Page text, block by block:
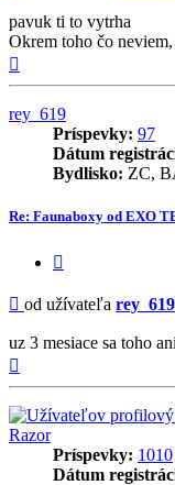
pavuk ti to vytrha
Okrem toho čo
rey_619
Príspevky: 97
Dátum
Bydlisko: ZC,
Re: Faunaboxy od EXO
Príspevok
od užívateľa rey_619
uz 3 mesiace sa toho
Razor
Príspevky: 1010
Dátum